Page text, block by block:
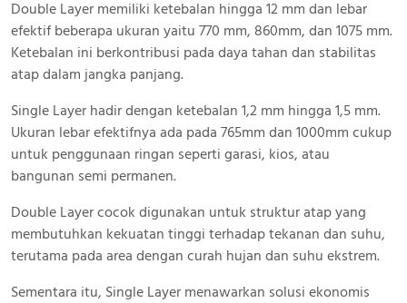
Double Layer memiliki ketebalan hingga 12 mm dan lebar
efektif beberapa ukuran yaitu 770 mm, 860mm, dan 1075 mm.
Ketebalan ini berkontribusi pada daya tahan dan stabilitas
atap dalam jangka panjang.
Single Layer hadir dengan ketebalan 1,2 mm hingga 1,5 mm.
Ukuran lebar efektifnya ada pada 765mm dan 1000mm cukup
untuk penggunaan ringan seperti garasi, kios, atau
bangunan semi permanen.
Double Layer cocok digunakan untuk struktur atap yang
membutuhkan kekuatan tinggi terhadap tekanan dan suhu,
terutama pada area dengan curah hujan dan suhu ekstrem.
Sementara itu, Single Layer menawarkan solusi ekonomis